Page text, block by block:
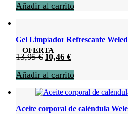
originalactual
Añadir al carrito
OFERTA
Gel Limpiador Refrescante
13,95€ El
original
13,95 €.
10,46 €El
actual
10,46 €.
Añadir al carrito
Aceite corporal de caléndula